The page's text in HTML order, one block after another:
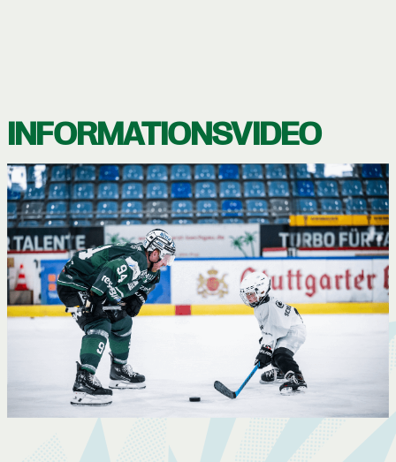
INFORMATIONSVIDEO